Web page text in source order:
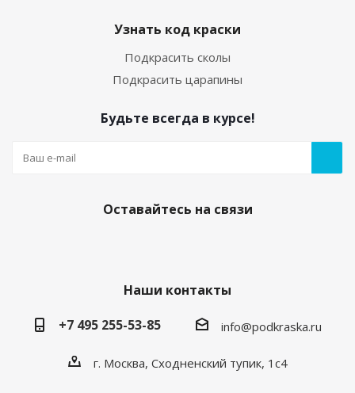
Узнать код краски
Подкрасить сколы
Подкрасить царапины
Будьте всегда в курсе!
Оставайтесь на связи
Наши контакты
+7 495 255-53-85
info@podkraska.ru
г. Москва, Сходненский тупик, 1с4